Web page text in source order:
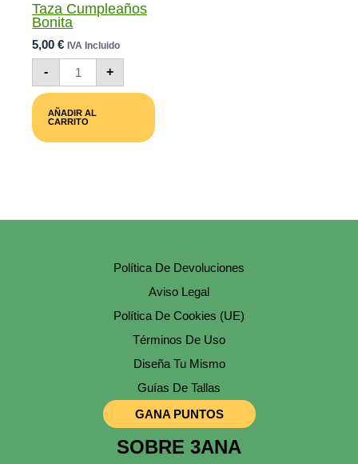
Taza Cumpleaños
Bonita
5,00€ IVA Incluido
-
Taza
Cumpleaños
Bonita
+
AÑADIR AL
CARRITO
Política De Devoluciones
Aviso Legal
Política De Cookies (UE)
Términos De Uso
Diseña Tu Mismo
Guías De Tallas
GANA PUNTOS
SOBRE 3ANA